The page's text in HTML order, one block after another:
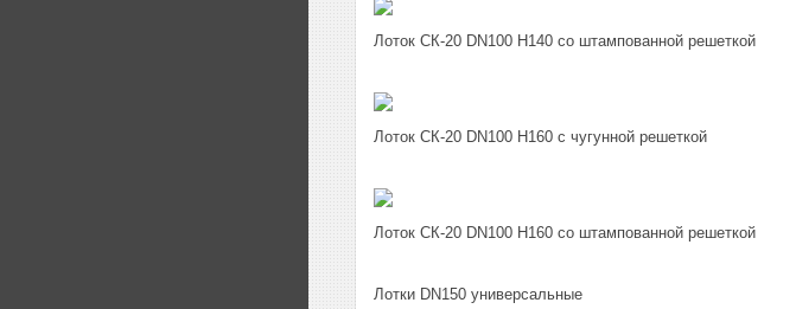
Лоток СК-20 DN100 H140 со штампованной решеткой
Лоток СК-20 DN100 H160 с чугунной решеткой
Лоток СК-20 DN100 H160 со штампованной решеткой
Лотки DN150 универсальные